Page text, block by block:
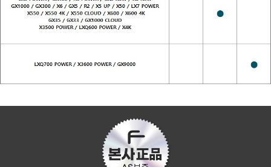
페이코 ID로 페이